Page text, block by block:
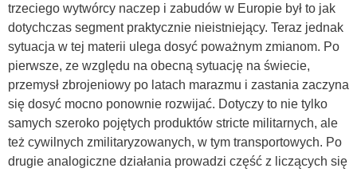
trzeciego wytwórcy naczep i zabudów w Europie był to jak
dotychczas segment praktycznie nieistniejący. Teraz jednak
sytuacja w tej materii ulega dosyć poważnym zmianom. Po
pierwsze, ze względu na obecną sytuację na świecie,
przemysł zbrojeniowy po latach marazmu i zastania zaczyna
się dosyć mocno ponownie rozwijać. Dotyczy to nie tylko
samych szeroko pojętych produktów stricte militarnych, ale
też cywilnych zmilitaryzowanych, w tym transportowych. Po
drugie analogiczne działania prowadzi część z liczących się